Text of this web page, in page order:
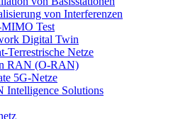
von Interferenzen
Test
Digital Twin
Terrestrische Netze
RAN (O-RAN)
5G-Netze
Intelligence Solutions